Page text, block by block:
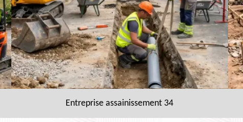
Entreprise assainissement 34